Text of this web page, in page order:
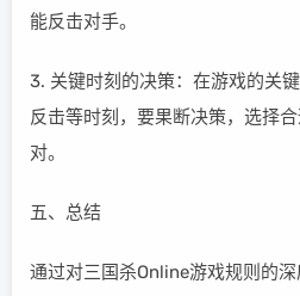
能反击对手。
3. 关键时刻的决策：在游戏的关
反击等时刻，要果断决策，选择
对。
五、总结
通过对三国杀Online游戏规则的